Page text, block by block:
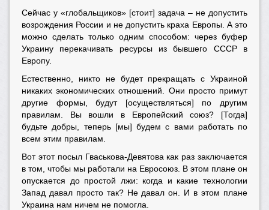
Сейчас у «глобальщиков» [стоит] задача – не допустить
возрождения России и не допустить краха Европы. А это
можно сделать только одним способом: через буфер
Украину перекачивать ресурсы из бывшего СССР в
Европу.
Естественно, никто не будет прекращать с Украиной
никаких экономических отношений. Они просто примут
другие формы, будут [осуществляться] по другим
правилам. Вы вошли в Европейский союз? [Тогда]
будьте добры, теперь [мы] будем с вами работать по
всем этим правилам.
Вот этот посыл Гваськова-Девятова как раз заключается
в том, чтобы мы работали на Евросоюз. В этом плане он
опускается до простой лжи: когда и какие технологии
Запад давал просто так? Не давал он. И в этом плане
Украина нам ничем не помогла.